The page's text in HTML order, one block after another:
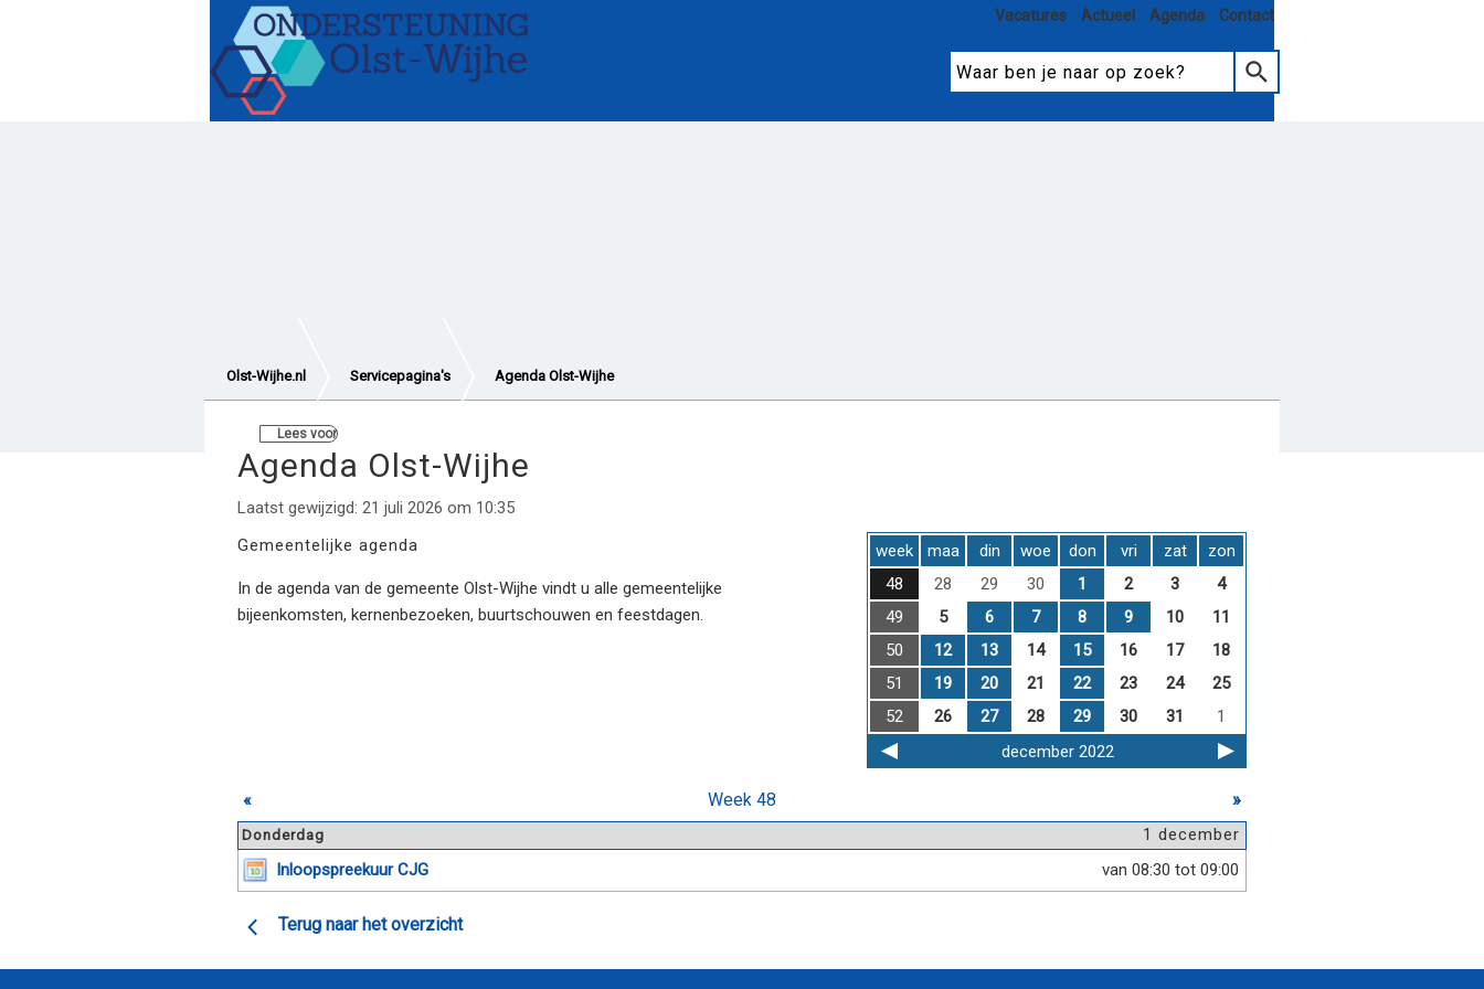
Vacatures Actueel Agenda Contact
Olst-Wijhe.nl Servicepagina's Agenda Olst-Wijhe
Lees voor
Agenda Olst-Wijhe
Laatst gewijzigd: 21 juli 2026 om 10:35
Gemeentelijke agenda
In de agenda van de gemeente Olst-Wijhe vindt u alle gemeentelijke
bijeenkomsten, kernenbezoeken, buurtschouwen en feestdagen.
week maa din woe don vri zat
zon
48
28 29 30 1 2 3
4
49
5 6 7 8 9 10
11
50
12 13 14 15 16 17
18
51
19 20 21 22 23 24
25
52
26 27 28 29 30 31
1
december 2022
« Week 48 »
1 december
Donderdag
van 08:30 tot 09:00
Inloopspreekuur CJG
Terug naar het overzicht